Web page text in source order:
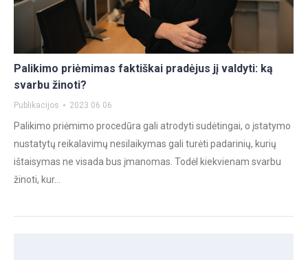
Palikimo priėmimas faktiškai pradėjus jį valdyti: ką
svarbu žinoti?
Publikacijos 2023 06 06
Palikimo priėmimo procedūra gali atrodyti sudėtingai, o įstatymo
nustatytų reikalavimų nesilaikymas gali turėti padarinių, kurių
ištaisymas ne visada bus įmanomas. Todėl kiekvienam svarbu
žinoti, kur…